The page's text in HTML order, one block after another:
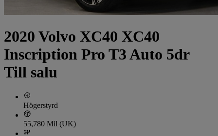
2020 Volvo XC40 XC40
Inscription Pro T3 Auto 5dr
Till salu
Högerstyrd
55,780 Mil (UK)